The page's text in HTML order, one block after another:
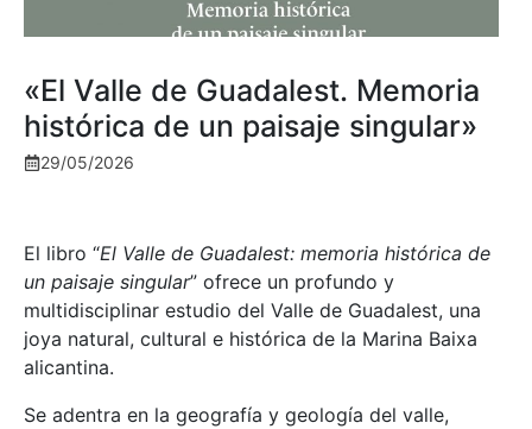
«El Valle de Guadalest. Memoria
histórica de un paisaje singular»
29/05/2026
El libro “El Valle de Guadalest: memoria histórica de
un paisaje singular” ofrece un profundo y
multidisciplinar estudio del Valle de Guadalest, una
joya natural, cultural e histórica de la Marina Baixa
alicantina.
Se adentra en la geografía y geología del valle,